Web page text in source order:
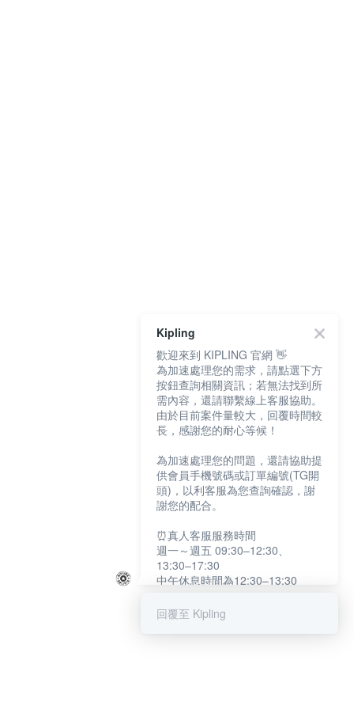
Kipling
歡迎來到 KIPLING 官網 👋
為加速處理您的需求，請點選下方
按鈕查詢相關資訊；若無法找到所
需內容，還請聯繫線上客服協助。
由於目前案件量較大，回覆時間較
長，感謝您的耐心等候！
為加速處理您的問題，還請協助提
供會員手機號碼或訂單編號(TG開
頭)，以利客服為您查詢確認，謝
謝您的配合。
⏰真人客服服務時間
週一～週五 09:30–12:30、
13:30–17:30
中午休息時間為12:30–13:30
提醒您：系統會自動已讀訊息，如
回覆至 Kipling